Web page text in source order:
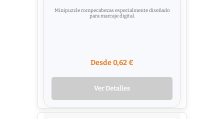
Minipuzzle rompecabezas especialmente diseñado
para marcaje digital.
Desde 0,62 €
Ver Detalles